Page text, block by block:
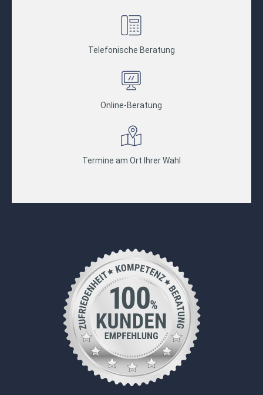
Telefonische Beratung
Online-Beratung
Termine am Ort Ihrer Wahl